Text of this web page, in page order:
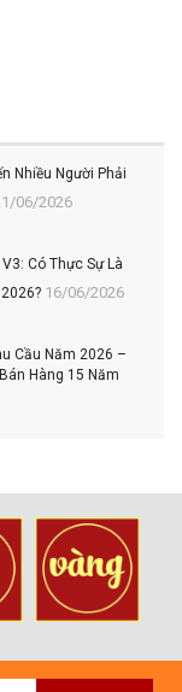
Nhiều Người Phải
06/2026
Có Thực Sự Là
16/06/2026
Cầu Năm 2026 –
Hàng 15 Năm